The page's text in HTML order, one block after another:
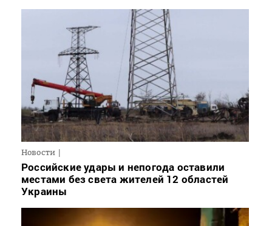
Новости
Российские удары и непогода оставили
местами без света жителей 12 областей
Украины